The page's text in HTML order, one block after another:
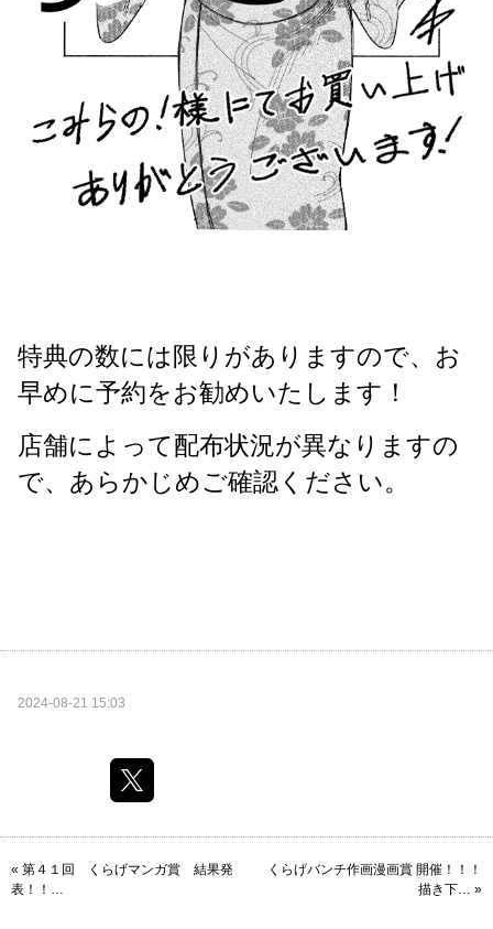
特典の数には限りがありますので、お
早めに予約をお勧めいたします！
店舗によって配布状況が異なりますの
で、あらかじめご確認ください。
2024-08-21 15:03
« 第４１回 くらげマンガ賞 結果発
表！！…
くらげバンチ作画漫画賞 開催！！！
描き下… »